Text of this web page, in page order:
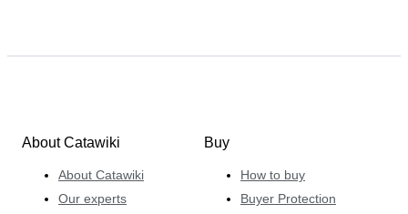
About Catawiki
About Catawiki
Our experts
Buy
How to buy
Buyer Protection